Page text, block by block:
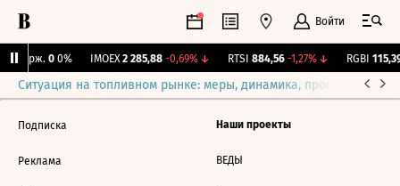
Войти
Бирж. 0 0% IMOEX 2 285,88 -0,69%↓ RTSI 884,56 -1,27%↓ RGBI 115,39
Ситуация на топливном рынке: меры, динамика, прогнозы
Подписка
Реклама
Наши проекты
ВЕДЫ